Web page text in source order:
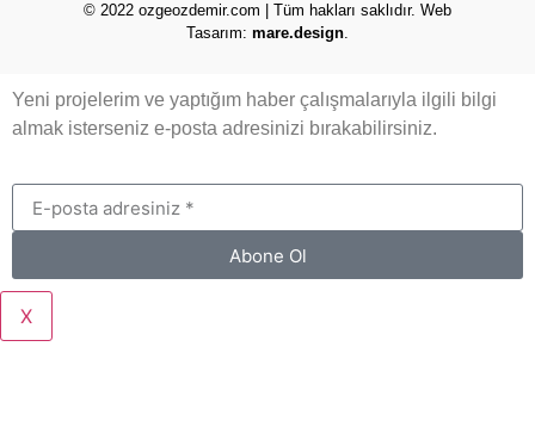
© 2022 ozgeozdemir.com | Tüm hakları saklıdır. Web
Tasarım: mare.design.
Yeni projelerim ve yaptığım haber çalışmalarıyla ilgili bilgi
almak isterseniz e-posta adresinizi bırakabilirsiniz.
Abone Ol
X